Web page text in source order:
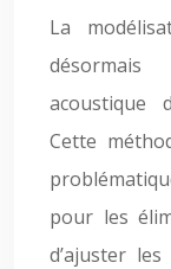
La
désormais
acoustique
Cette
pour les
d’ajuster